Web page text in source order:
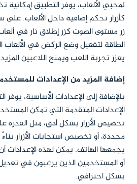
لمحبي الألعاب، يوفر التطبيق إمكانية
كأزرار تحكم إضافية داخل الألعاب. على
زر مستوى الصوت كزر إطلاق نار في
الطاقة لتفعيل وضع الركض في الألعاب
يعزز تجربة اللعب ويمنح اللاعبين
إضافة المزيد من الإعدادات
بالإضافة إلى الإعدادات الأساسية،
الإعدادات المتقدمة التي تمكن
تخصيص الأزرار بشكل أدق، مثل القدرة
محددة، أو تخصيص استجابات الأزرار
يجمعها الهاتف. يمكن لهذه الإعدادات
أو المستخدمين الذين يرغبون في
بشكل احترافي.